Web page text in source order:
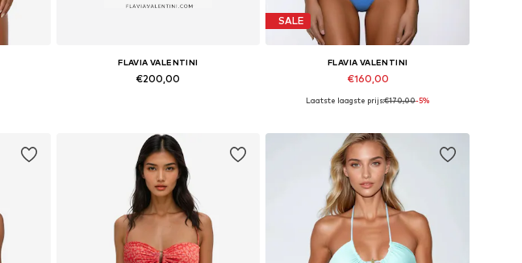
FLAVIA VALENTINI
€200,00
SALE
FLAVIA VALENTINI
€160,00
Beschikbare maten: XS, S, M, L
Laatste laagste prijs:€170,00-5%